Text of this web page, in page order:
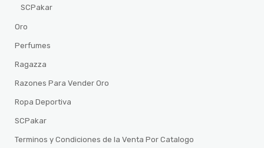
SCPakar
Oro
Perfumes
Ragazza
Razones Para Vender Oro
Ropa Deportiva
SCPakar
Terminos y Condiciones de la Venta Por Catalogo